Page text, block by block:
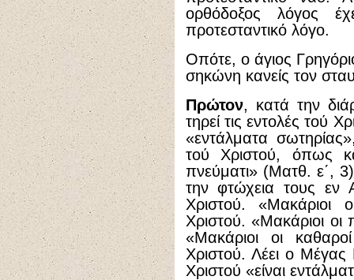
ορθόδοξος λόγος
προτεσταντικό λόγο.
Οπότε, ο άγιος
σηκώνη κανείς τον
Πρώτον, κατά την
τηρεί τις εντολές τού
«εντάλματα
τού Χριστού, όπως
πνεύματι» (Ματθ. ε΄,
την φτώχεια τους εν
Χριστού. «Μακάριοι
Χριστού. «Μακάριοι οι
«Μακάριοι οι
Χριστού. Λέει ο Μέγας
Χριστού «είναι